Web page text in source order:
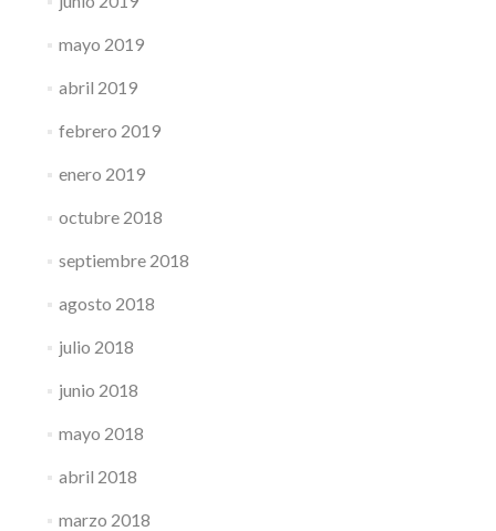
mayo 2019
abril 2019
febrero 2019
enero 2019
octubre 2018
septiembre 2018
agosto 2018
julio 2018
junio 2018
mayo 2018
abril 2018
marzo 2018